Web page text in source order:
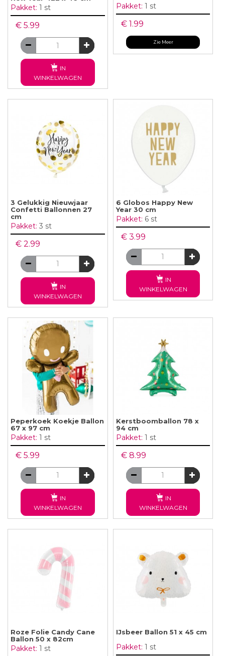
Pakket: 1 st
€ 5.99
IN
WINKELWAGEN
Pakket: 1 st
€ 1.99
Zie Meer
3 Gelukkig Nieuwjaar
Confetti Ballonnen 27
cm
Pakket: 3 st
€ 2.99
IN
WINKELWAGEN
6 Globos Happy New
Year 30 cm
Pakket: 6 st
€ 3.99
IN
WINKELWAGEN
Peperkoek Koekje Ballon
67 x 97 cm
Pakket: 1 st
€ 5.99
IN
WINKELWAGEN
Kerstboomballon 78 x
94 cm
Pakket: 1 st
€ 8.99
IN
WINKELWAGEN
Roze Folie Candy Cane
Ballon 50 x 82cm
Pakket: 1 st
IJsbeer Ballon 51 x 45 cm
Pakket: 1 st